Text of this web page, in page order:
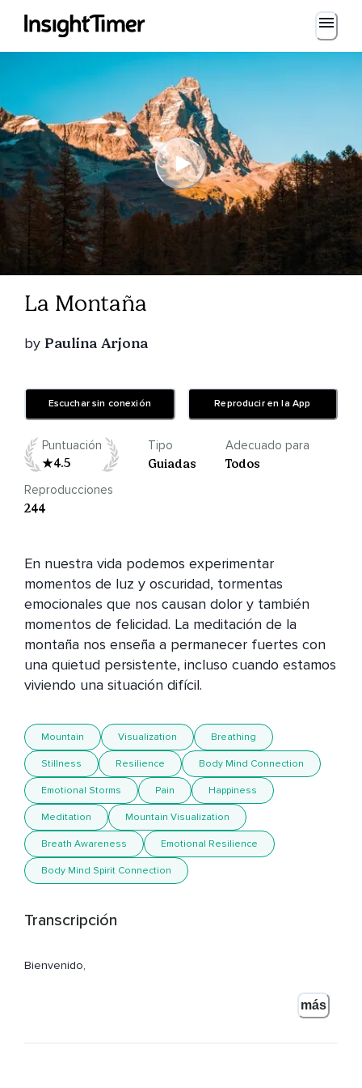
La Montaña
by Paulina Arjona
Escuchar sin conexión Reproducir en la App
Puntuación
4.5
Tipo
Guiadas
Adecuado para
Todos
Reproducciones
244
En nuestra vida podemos experimentar
momentos de luz y oscuridad, tormentas
emocionales que nos causan dolor y también
momentos de felicidad. La meditación de la
montaña nos enseña a permanecer fuertes con
una quietud persistente, incluso cuando estamos
viviendo una situación difícil.
Mountain Visualization Breathing
Stillness Resilience Body Mind Connection
Emotional Storms Pain Happiness
Meditation Mountain Visualization
Breath Awareness Emotional Resilience
Body Mind Spirit Connection
Transcripción
Bienvenido,
Bienvenida a la práctica de la meditación de la montaña.
más